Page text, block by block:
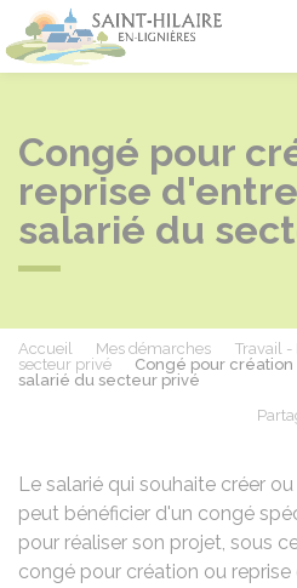
Congé pour
reprise
salarié du
Accueil Mes démarches Travail -
secteur privé
Congé pour
salarié du secteur privé
Le salarié qui souhaite créer
peut bénéficier d'un congé
pour réaliser son projet, sous
congé pour création ou